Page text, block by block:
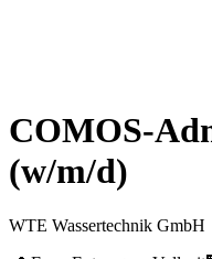
COMOS-
(w/m/d)
WTE Wassertechnik GmbH